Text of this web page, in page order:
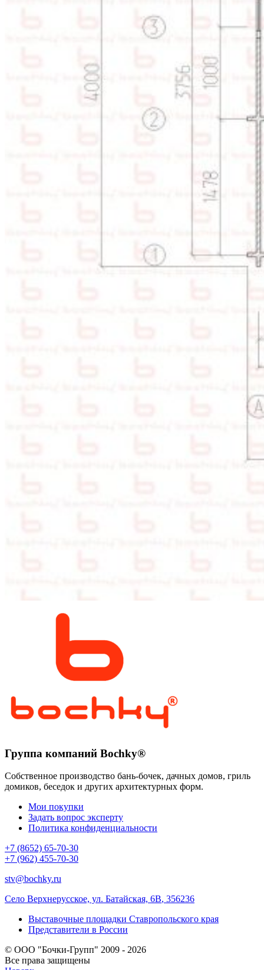
Группа компаний Bochky®
Собственное производство бань-бочек, дачных домов, гриль
домиков, беседок и других архитектурных форм.
Мои покупки
Задать вопрос эксперту
Политика конфиденциальности
+7 (8652) 65-70-30
+7 (962) 455-70-30
stv@bochky.ru
Село Верхнерусское, ул. Батайская, 6В, 356236
Выставочные площадки Ставропольского края
Представители в России
© ООО "Бочки-Групп" 2009 - 2026
Все права защищены